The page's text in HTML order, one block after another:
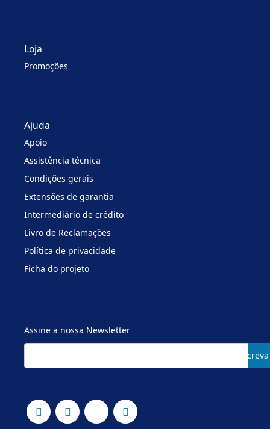
Loja
Promoções
Ajuda
Apoio
Assistência técnica
Condições gerais
Extensões de garantia
Intermediário de crédito
Livro de Reclamações
Política de privacidade
Ficha do projeto
Assine a nossa Newsletter
Subscreva